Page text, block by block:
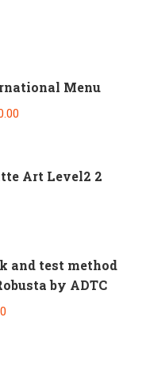
Menu
Art Level2 2
and test method
by ADTC